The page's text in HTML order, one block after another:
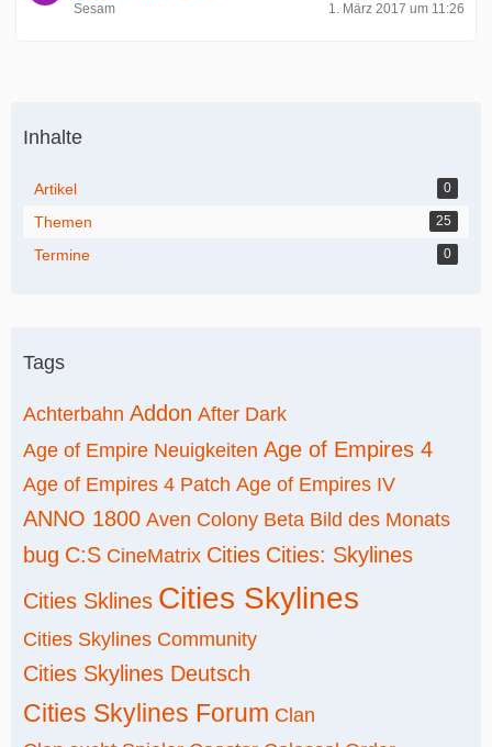
Sesam 1. März 2017 um 11:26
Inhalte
Artikel 0
Themen 25
Termine 0
Tags
Achterbahn Addon After Dark
Age of Empire Neuigkeiten Age of Empires 4
Age of Empires 4 Patch Age of Empires IV
ANNO 1800 Aven Colony Beta Bild des Monats
bug C:S CineMatrix Cities Cities: Skylines
Cities Sklines Cities Skylines
Cities Skylines Community
Cities Skylines Deutsch
Cities Skylines Forum Clan